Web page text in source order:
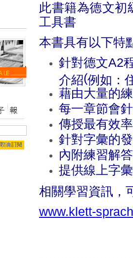
此書籍為德文初
工具書
本書具有以下特
針對德文A2
介紹(例如：
藉由大量的
每一章節會
傳授最有效
針對字彙的
內附練習解答
提供線上字
相關學習資訊，
www.klett-